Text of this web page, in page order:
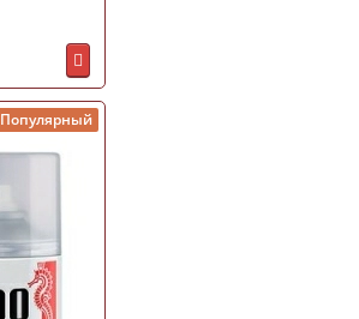
Популярный